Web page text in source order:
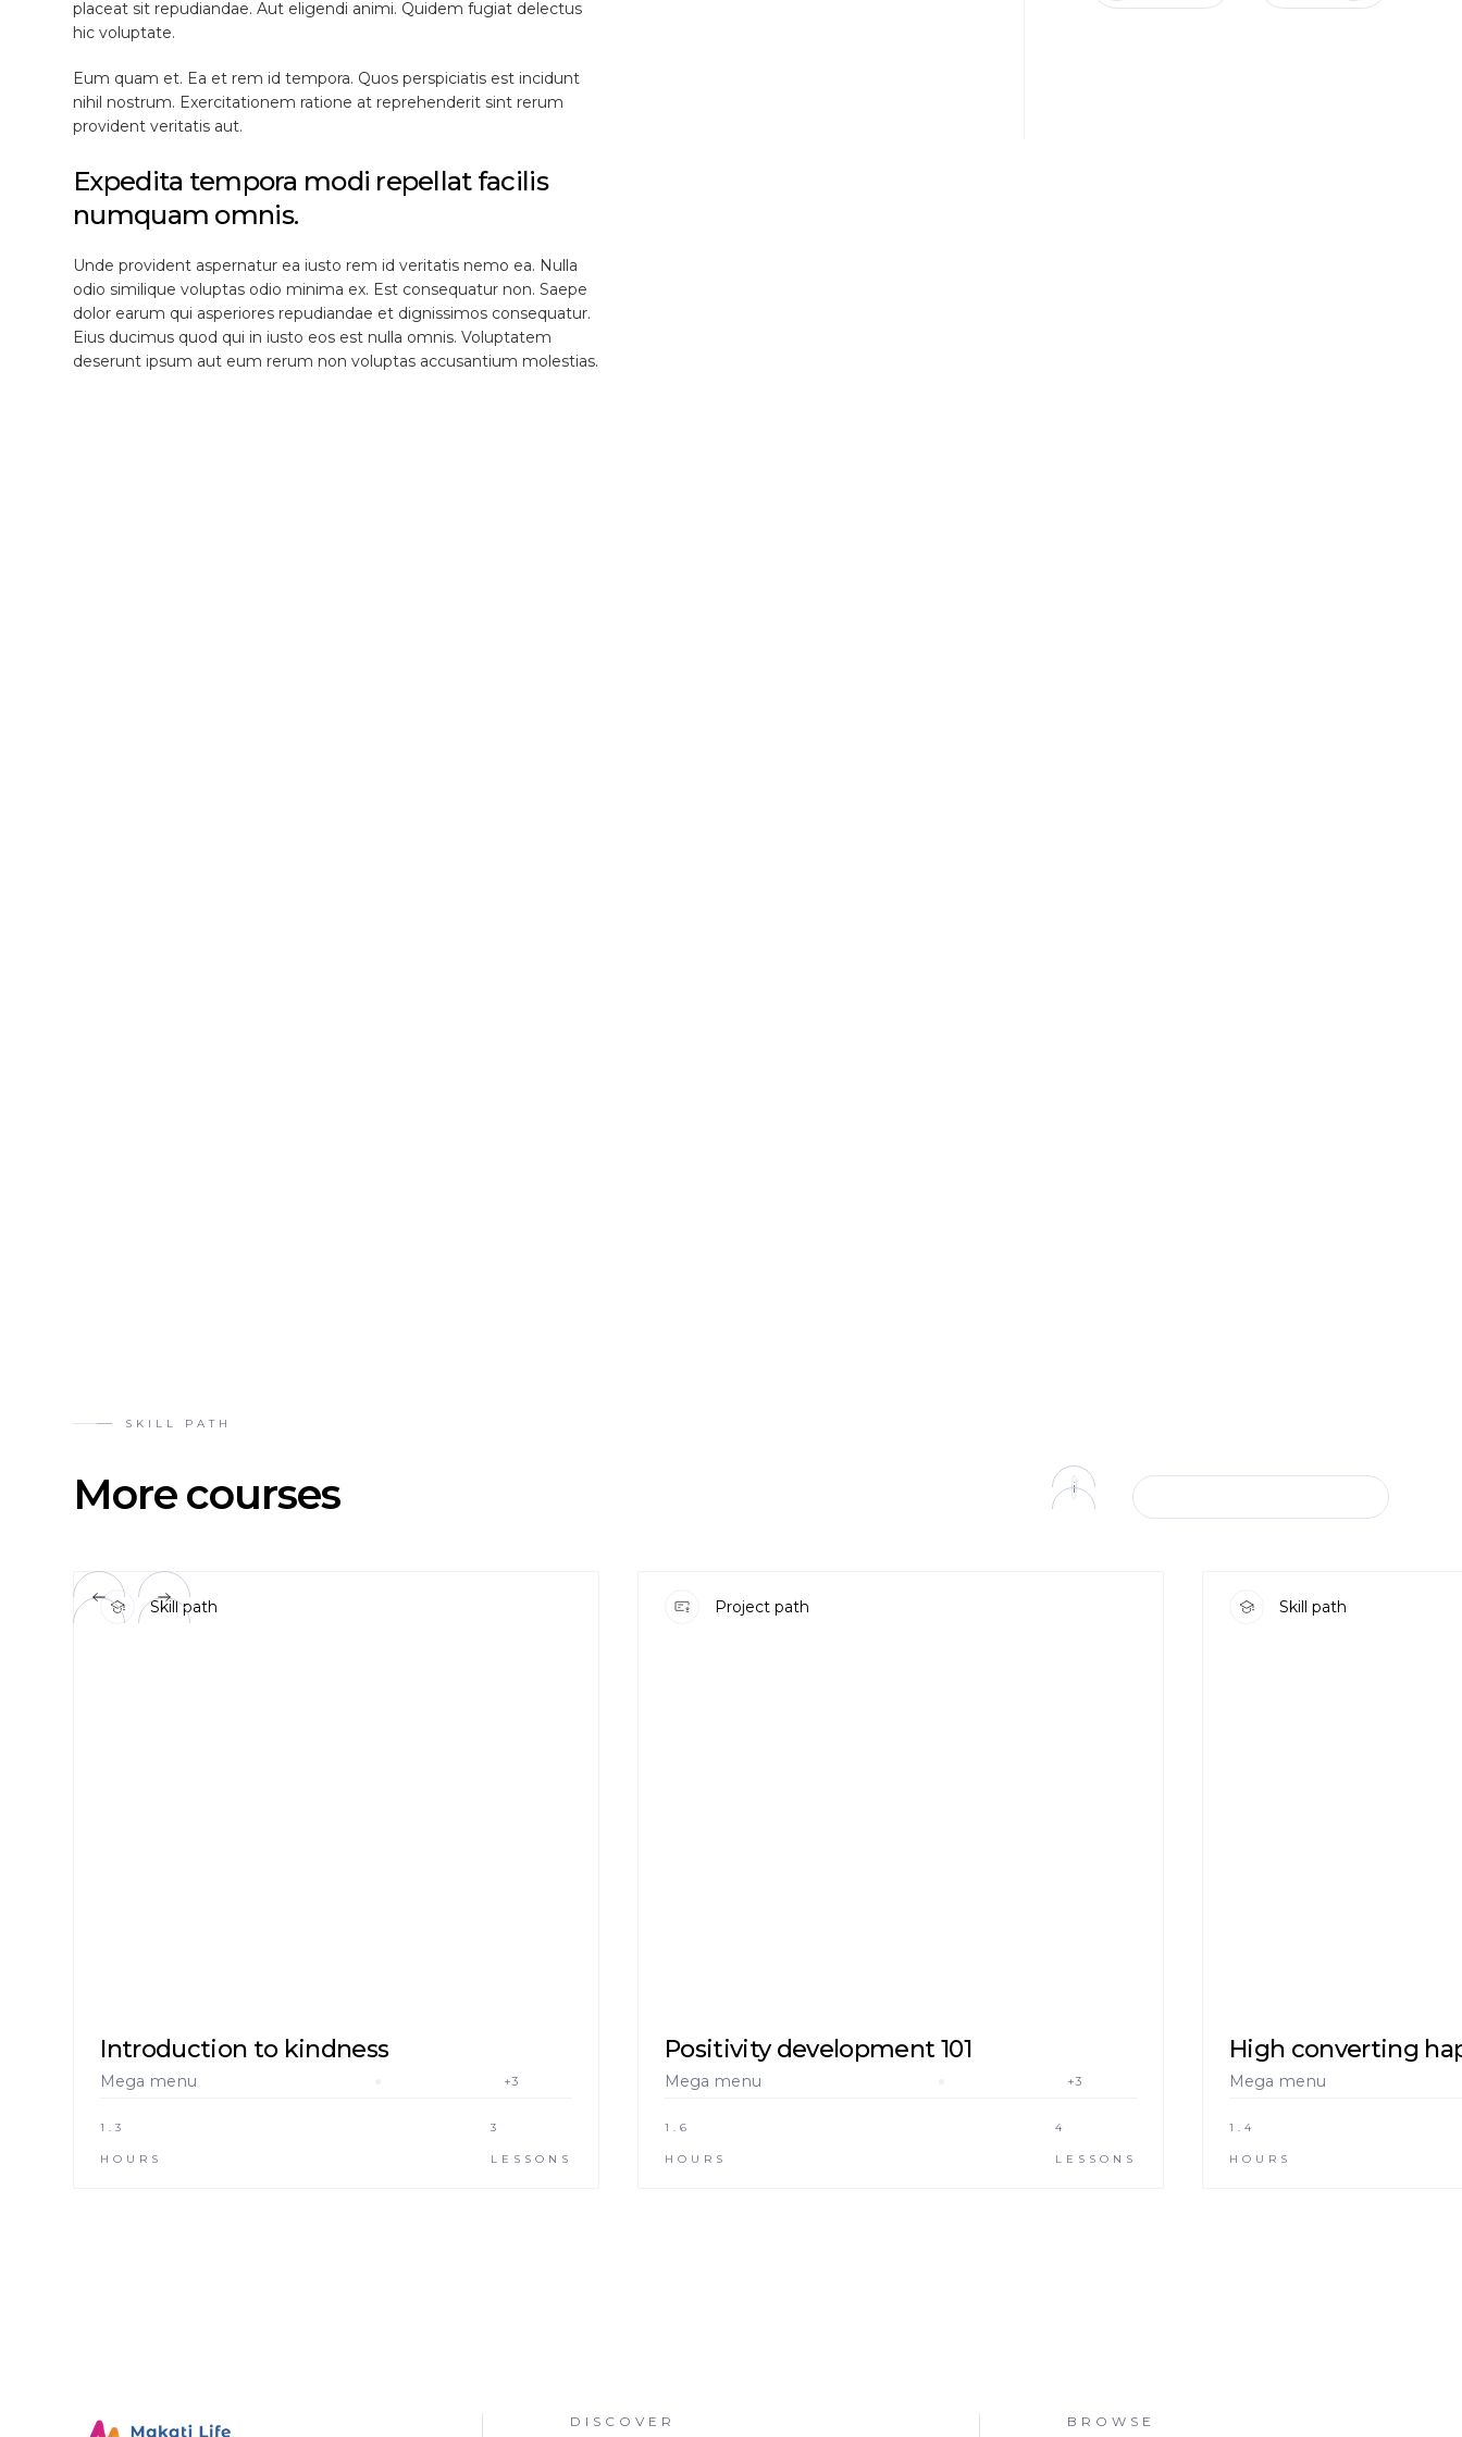
placeat sit repudiandae. Aut eligendi animi. Quidem fugiat delectus
hic voluptate.
Eum quam et. Ea et rem id tempora. Quos perspiciatis est incidunt
nihil nostrum. Exercitationem ratione at reprehenderit sint rerum
provident veritatis aut.
Expedita tempora modi repellat facilis
numquam omnis.
Unde provident aspernatur ea iusto rem id veritatis nemo ea. Nulla
odio similique voluptas odio minima ex. Est consequatur non. Saepe
dolor earum qui asperiores repudiandae et dignissimos consequatur.
Eius ducimus quod qui in iusto eos est nulla omnis. Voluptatem
deserunt ipsum aut eum rerum non voluptas accusantium molestias.
SKILL PATH
More courses i
Skill path
Introduction to kindness
Mega menu +3
1.3
HOURS
3
LESSONS
Project path
Positivity development 101
Mega menu +3
1.6
HOURS
4
LESSONS
Skill path
High converting
Mega menu
1.4
HOURS
DISCOVER BROWSE